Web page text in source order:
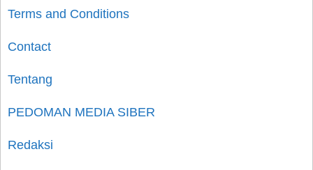
Terms and Conditions
Contact
Tentang
PEDOMAN MEDIA SIBER
Redaksi